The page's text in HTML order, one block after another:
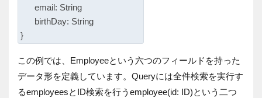
      email: String
      birthDay: String
}
この例では、Employeeという六つのフィールドを持った
データ形を定義しています。Queryには全件検索を実行す
るemployeesとID検索を行うemployee(id: ID)という二つ